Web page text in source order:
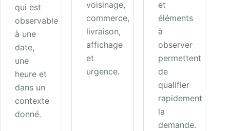
qui est
observable
à une
date,
une
heure et
dans un
contexte
donné.
voisinage,
commerce,
livraison,
affichage
et
urgence.
et
éléments
à
observer
permettent
de
qualifier
rapidement
la
demande.